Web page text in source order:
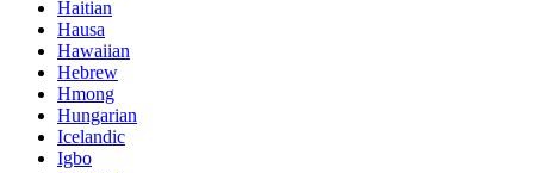
Haitian
Hausa
Hawaiian
Hebrew
Hmong
Hungarian
Icelandic
Igbo